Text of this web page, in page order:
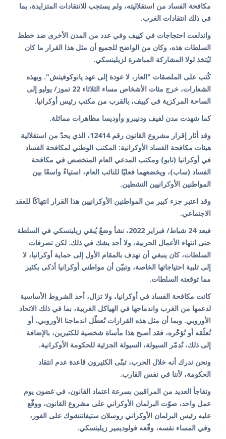
مكافحة الفساد من استقلاليته، ولم يستجب للانتقادات المتزايدة، بما
في ذلك انتقادات الغرب.
واندلعت احتجاجات في كييف وفي عدد من المدن الأخرى ضد خطط
السلطات هذه، وكان من الواضح للجميع أن مثل هذا القرار ما كان
ليُتخذ لولا المشاركة المباشرة لزيلينسكي.
كُتب على الملصقات "العار، لا عودة إلى عهد يانوكوفيتش". وبهذه
الشعارات، خرج مئات الأشخاص مساء الثلاثاء 22 تموز/ يوليو إلى
الساحة المركزية في كييف، بالقرب من مكتب رئيس أوكرانيا.
كما شهدت مدن لفيف ودنيبرو وأوديسا مظاهرات مماثلة.
وقد أثار إقرار مشروع القانون رقم 12414، الذي يحدّ من استقلالية
هيئات مكافحة الفساد الأوكرانية: المكتب الوطني لمكافحة الفساد
في أوكرانيا (نابو) ومكتب المدعي العام المتخصص في مكافحة
الفساد (ساب)، ويخضعهما فعليًا للنائب العام، استياءً واسعًا بين
المواطنين الأوكرانيين النشطين.
وقد اعتبر جزء كبير من المواطنين الأوكرانيين هذا القرار انتهاكًا للعقد
الاجتماعي.
فبعد 24 شباط/ فبراير 2022، نشأ وضعٌ يُبقي زيلينسكي في السلطة
حتى انتهاء الأعمال الحربية، ولا أحد يشك في ذلك. لكن تصرفات
السلطات، كان ينبغي أن تهدف بالمقام الأول إلى حماية أوكرانيا، لا
إلى تلبية احتياجاتها الخاصة، وتبيّن أن مواطني أوكرانيا أذكى بكثير
مما توقعته السلطات.
كانت مكافحة الفساد في أوكرانيا، ولا تزال، أحد الشروط الأساسية
لدعمها من الغرب واندماجها في الهياكل الغربية، بما في ذلك الاتحاد
الأوروبي. وبما أن مثل هذه القرارات تُعطّل اندماجنا الأوروبي، أو
تُعلّقه أو تُؤخّره، فقد أصبح هذا مأساة شخصية للكثيرين، بالإضافة
إلى ذلك، تُدمّر السيولة، السيولة الجزئية للحكومة الأوكرانية.
ونحن ندرك أنه خلال الحرب، تبنّى الكثيرون قاعدة عدم انتقاد
الحكومة، لأننا في نفس القارب.
وتفاجأ العديد من المراقبين بسرعة اعتماد القانون، في غضون يوم
عمل واحد، صوّت البرلمان الأوكراني على مشروع القانون، ووقّع
عليه رئيس البرلمان الأوكراني روسلان ستيفانتشوك على الفور،
وفي المساء نفسه، وقّعه فولوديمير زيلينسكي.